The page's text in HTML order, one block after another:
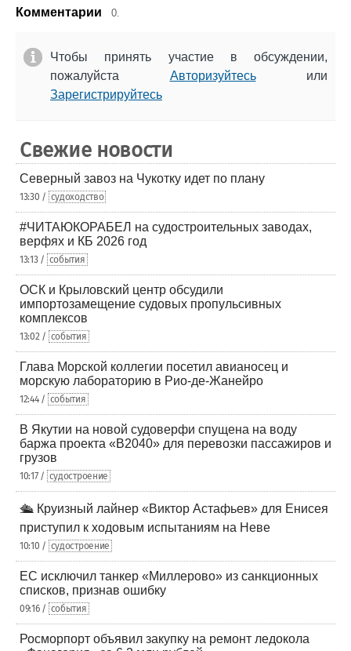
Комментарии 0.
Чтобы принять участие в обсуждении,
пожалуйста Авторизуйтесьили
Зарегистрируйтесь
Свежие новости
Северный завоз на Чукотку идет по плану
13:30 / судоходство
#ЧИТАЮКОРАБЕЛ на судостроительных заводах,
верфях и КБ 2026 год
13:13 / события
ОСК и Крыловский центр обсудили
импортозамещение судовых пропульсивных
комплексов
13:02 / события
Глава Морской коллегии посетил авианосец и
морскую лабораторию в Рио-де-Жанейро
12:44 / события
В Якутии на новой судоверфи спущена на воду
баржа проекта «В2040» для перевозки пассажиров и
грузов
10:17 / судостроение
🛳️ Круизный лайнер «Виктор Астафьев» для Енисея
приступил к ходовым испытаниям на Неве
10:10 / судостроение
ЕС исключил танкер «Миллерово» из санкционных
списков, признав ошибку
09:16 / события
Росморпорт объявил закупку на ремонт ледокола